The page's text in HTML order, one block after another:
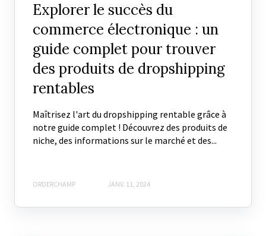
Explorer le succès du
commerce électronique : un
guide complet pour trouver
des produits de dropshipping
rentables
Maîtrisez l'art du dropshipping rentable grâce à
notre guide complet ! Découvrez des produits de
niche, des informations sur le marché et des...
ORDERCHAMP JANV. 11, 2024